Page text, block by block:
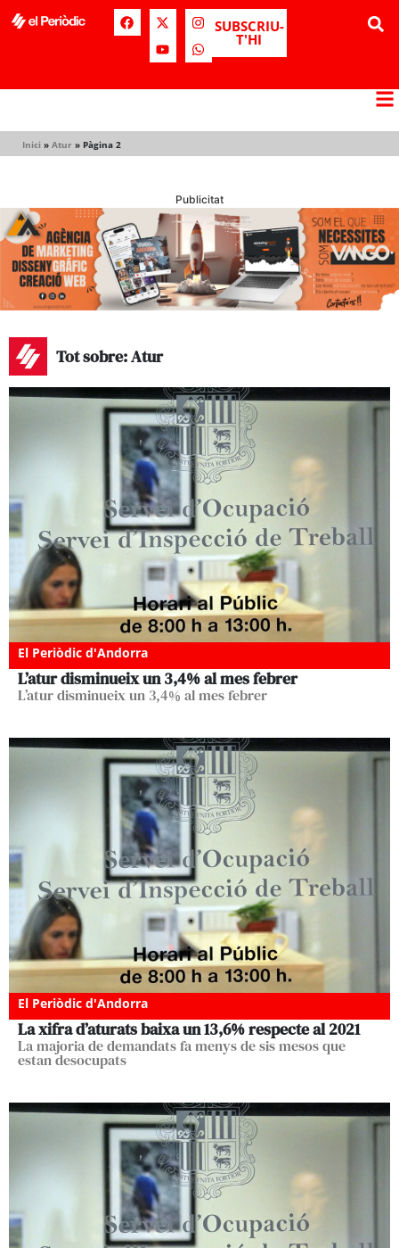
SUBSCRIU-
T'HI
Inici » Atur » Pàgina 2
Publicitat
Tot sobre: Atur
El Periòdic d'Andorra
L’atur disminueix un 3,4% al mes febrer
L’atur disminueix un 3,4% al mes febrer
El Periòdic d'Andorra
La xifra d’aturats baixa un 13,6% respecte al 2021
La majoria de demandats fa menys de sis mesos que
estan desocupats